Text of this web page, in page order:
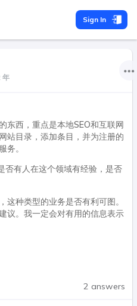
Sign In
年
东西，重点是本地SEO和互联网
站目录，添加条目，并为注册的
务。
有人在这个领域有经验，是否
种类型的业务是否有利可图。
议。我一定会对有用的信息表示
2 answers